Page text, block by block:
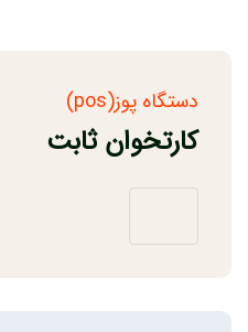
دستگاه پوز(pos)
کارتخوان ثابت